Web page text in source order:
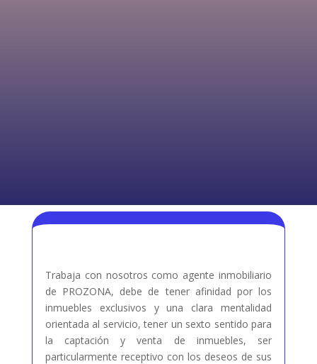
Trabaja con nosotros como agente inmobiliario
de PROZONA, debe de tener afinidad por los
inmuebles exclusivos y una clara mentalidad
orientada al servicio, tener un sexto sentido para
la captación y venta de inmuebles, ser
particularmente receptivo con los deseos de sus